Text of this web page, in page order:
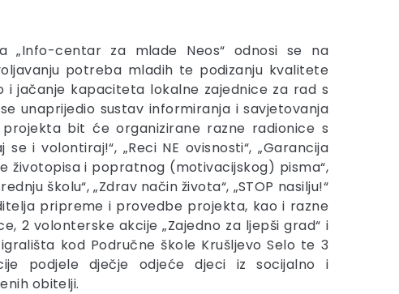
„Info-centar za mlade Neos“ odnosi se na
potreba mladih te podizanju kvalitete
i jačanje kapaciteta lokalne zajednice za rad s
unaprijedio sustav informiranja i savjetovanja
projekta bit će organizirane razne radionice s
se i volontiraj!“, „Reci NE ovisnosti“, „Garancija
životopisa i popratnog (motivacijskog) pisma“,
školu“, „Zdrav način života“, „STOP nasilju!“
pripreme i provedbe projekta, kao i razne
2 volonterske akcije „Zajedno za ljepši grad“ i
kod Područne škole Krušljevo Selo te 3
podjele dječje odjeće djeci iz socijalno i
obitelji.